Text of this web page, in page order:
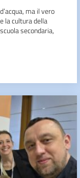
ma il vero
la cultura della
secondaria,